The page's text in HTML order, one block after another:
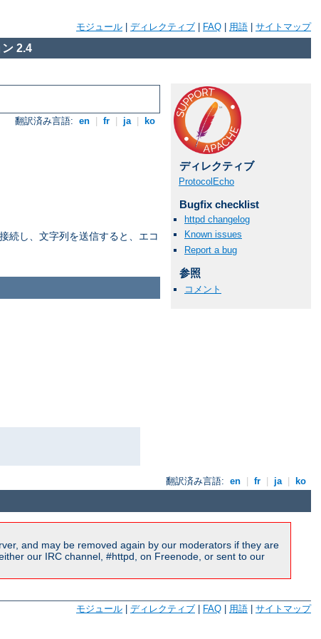
モジュール ディレクティブ FAQ 用語 サイトマップ
2.4
翻訳済み言語: en fr ja ko
続し、文字列を送信すると、エコ
ディレクティブ
ProtocolEcho
Bugfix checklist
httpd changelog
Known issues
Report a bug
参照
コメント
翻訳済み言語: en fr ja ko
and may be removed again by our moderators if they are
our IRC channel, #httpd, on Freenode, or sent to our
モジュール | ディレクティブ | FAQ | 用語 | サイトマップ